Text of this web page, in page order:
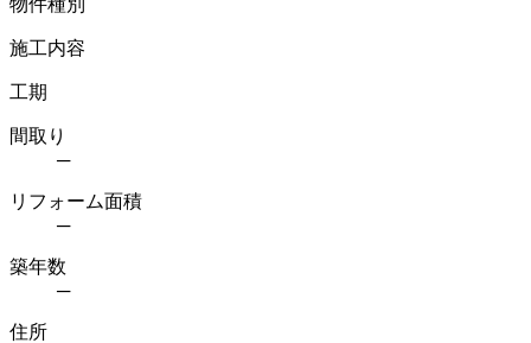
施工内容
工期
間取り
─
リフォーム面積
─
築年数
─
住所